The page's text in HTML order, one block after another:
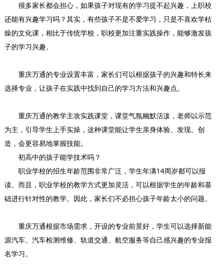
很多家长都会担心，如果孩子对现有的学习提不起兴趣，上职校
还能有兴趣学习吗？其实，有些孩子不是不爱学习，只是不喜欢学枯
燥的文化课，相比于传统学校，职校更加注重实践操作，能够激发孩
子的学习兴趣。
重庆万通的专业设置丰富，家长们可以根据孩子的兴趣和特长来
选择专业，让孩子在实践中找到自己的学习方法和兴趣点。
重庆万通的教学主攻实践课堂，课堂气氛幽默活泼，老师以示范
为主，引导学生上手实操，这种课堂能让学生亲身体验、发现、创
造，会更容易地掌握技能。
初高中的孩子能学技术吗？
职业学校的招生年龄范围非常广泛，学生年满14周岁都可以报
读。而且，职业学校的教学方式更加灵活，可以根据学生的年龄和基
础进行针对性的教学。因此，家长们不必担心孩子年龄太小的问题。
重庆万通根据市场需求，开设的专业前景好，学生可以选择新能
源汽车、汽车检测维修、轨道交通、航空服务等自己感兴趣的专业报
名学习。